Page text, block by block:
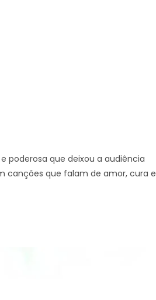
poderosa que deixou a audiência
canções que falam de amor, cura e